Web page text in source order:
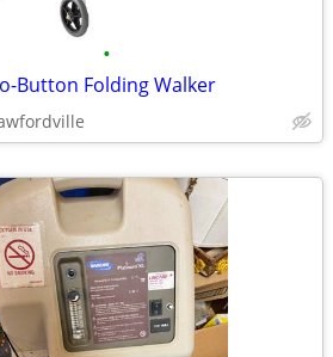
•
Button Folding Walker